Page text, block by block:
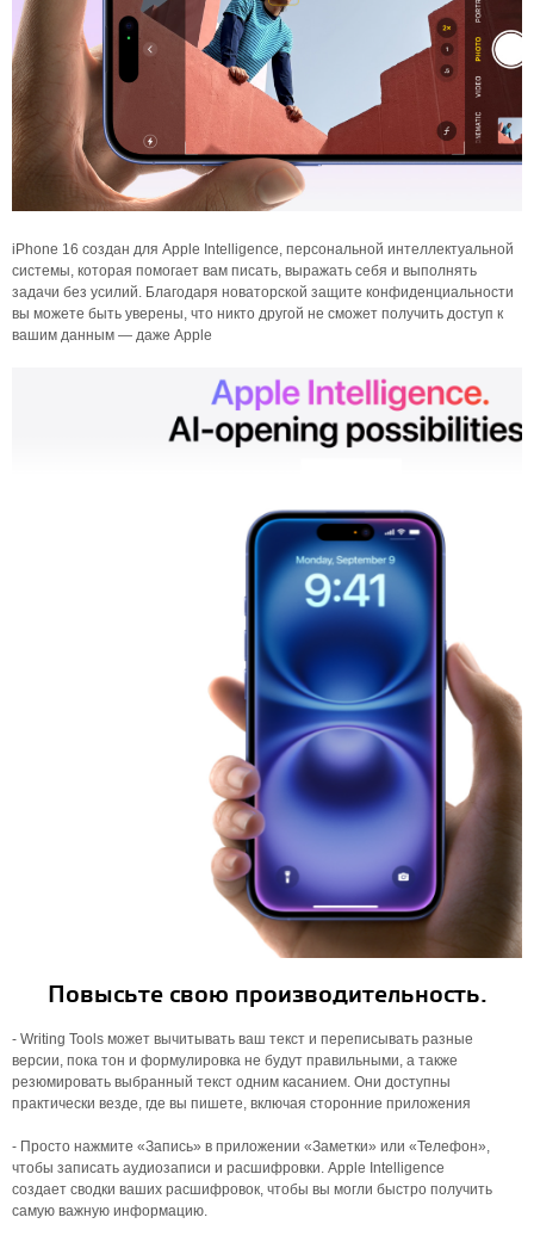
iPhone 16 создан для Apple Intelligence, персональной интеллектуальной
системы, которая помогает вам писать, выражать себя и выполнять
задачи без усилий. Благодаря новаторской защите конфиденциальности
вы можете быть уверены, что никто другой не сможет получить доступ к
вашим данным — даже Apple
Повысьте свою производительность.
- Writing Tools может вычитывать ваш текст и переписывать разные
версии, пока тон и формулировка не будут правильными, а также
резюмировать выбранный текст одним касанием. Они доступны
практически везде, где вы пишете, включая сторонние приложения
- Просто нажмите «Запись» в приложении «Заметки» или «Телефон»,
чтобы записать аудиозаписи и расшифровки. Apple Intelligence
создает сводки ваших расшифровок, чтобы вы могли быстро получить
самую важную информацию.